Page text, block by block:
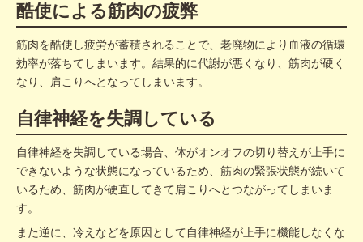
酷使による筋肉の疲弊
筋肉を酷使し疲労が蓄積されることで、老廃物により血液の循環
効率が落ちてしまいます。結果的に代謝が悪くなり、筋肉が硬く
なり、肩こりへとなってしまいます。
自律神経を失調している
自律神経を失調している場合、体がオンオフの切り替えが上手に
できないような状態になっているため、筋肉の緊張状態が続いて
いるため、筋肉が硬直してきて肩こりへとつながってしまいま
す。
また逆に、冷えなどを原因として自律神経が上手に機能しなくな